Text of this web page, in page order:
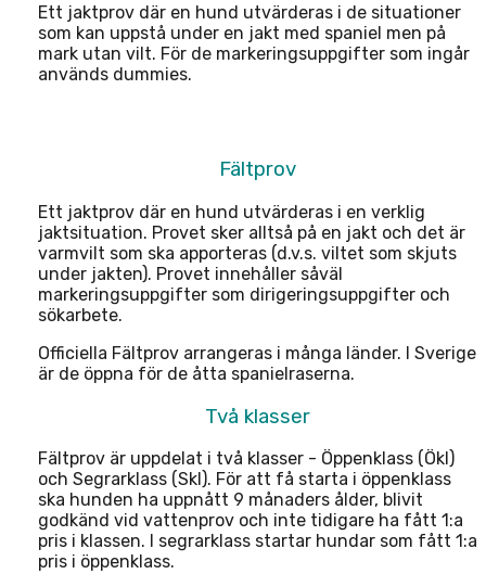
Ett jaktprov där en hund utvärderas i de situationer
som kan uppstå under en jakt med spaniel men på
mark utan vilt. För de markeringsuppgifter som ingår
används dummies.
Fältprov
Ett jaktprov där en hund utvärderas i en verklig
jaktsituation. Provet sker alltså på en jakt och det är
varmvilt som ska apporteras (d.v.s. viltet som skjuts
under jakten). Provet innehåller såväl
markeringsuppgifter som dirigeringsuppgifter och
sökarbete.
Officiella Fältprov arrangeras i många länder. I Sverige
är de öppna för de åtta spanielraserna.
Två klasser
Fältprov är uppdelat i två klasser - Öppenklass (Ökl)
och Segrarklass (Skl). För att få starta i öppenklass
ska hunden ha uppnått 9 månaders ålder, blivit
godkänd vid vattenprov och inte tidigare ha fått 1:a
pris i klassen. I segrarklass startar hundar som fått 1:a
pris i öppenklass.